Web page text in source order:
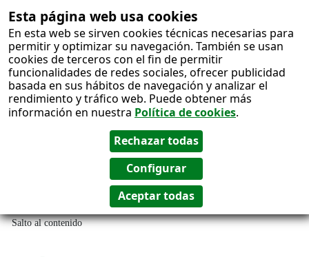
Esta página web usa cookies
En esta web se sirven cookies técnicas necesarias para
permitir y optimizar su navegación. También se usan
cookies de terceros con el fin de permitir
funcionalidades de redes sociales, ofrecer publicidad
basada en sus hábitos de navegación y analizar el
rendimiento y tráfico web. Puede obtener más
información en nuestra Política de cookies.
Salto al contenido